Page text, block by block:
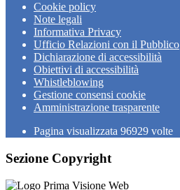
Cookie policy
Note legali
Informativa Privacy
Ufficio Relazioni con il Pubblico
Dichiarazione di accessibilità
Obiettivi di accessibilità
Whistleblowing
Gestione consensi cookie
Amministrazione trasparente
Pagina visualizzata 96929 volte
Sezione Copyright